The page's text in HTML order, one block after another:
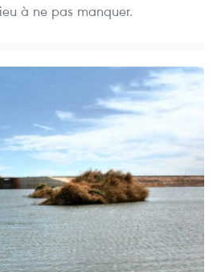
à ne pas manquer.